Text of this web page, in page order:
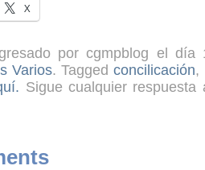
X
por cgmpblog el
Varios. Tagged concilicación,
Sigue cualquier